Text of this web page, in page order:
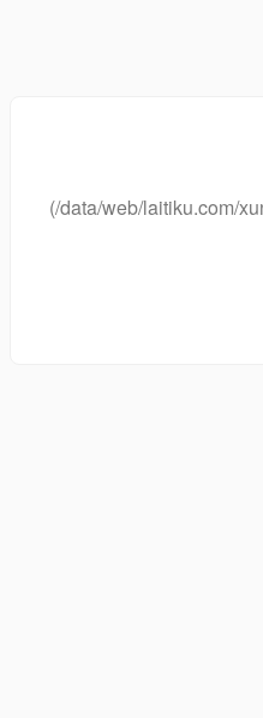
(/data/web/laitiku.com/